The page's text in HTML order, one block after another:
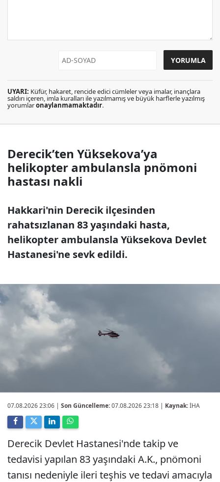
UYARI: Küfür, hakaret, rencide edici cümleler veya imalar, inançlara
saldırı içeren, imla kuralları ile yazılmamış ve büyük harflerle yazılmış
yorumlaronaylanmamaktadır.
Derecik’ten Yüksekova’ya
helikopter ambulansla pnömoni
hastası nakli
Hakkari'nin Derecik ilçesinden
rahatsızlanan 83 yaşındaki hasta,
helikopter ambulansla Yüksekova Devlet
Hastanesi'ne sevk edildi.
07.08.2026 23:06 | Son Güncelleme:07.08.2026 23:18 | Kaynak:İHA
Derecik Devlet Hastanesi'nde takip ve
tedavisi yapılan 83 yaşındaki A.K., pnömoni
tanısı nedeniyle ileri teşhis ve tedavi amacıyla